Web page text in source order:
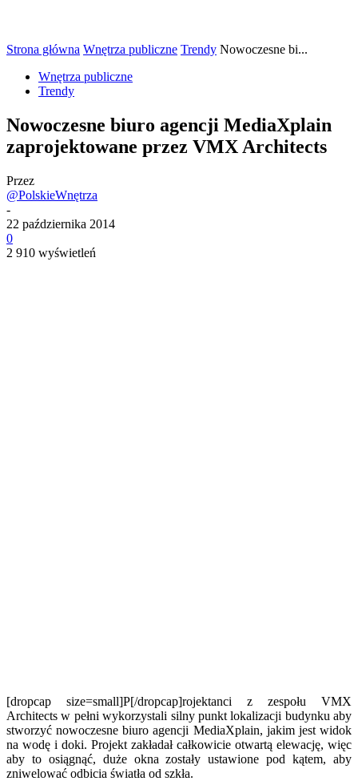
Strona główna Wnętrza publiczne Trendy Nowoczesne bi...
Wnętrza publiczne
Trendy
Nowoczesne biuro agencji MediaXplain
zaprojektowane przez VMX Architects
Przez
@PolskieWnętrza
-
22 października 2014
0
2 910 wyświetleń
[dropcap size=small]P[/dropcap]rojektanci z zespołu VMX
Architects w pełni wykorzystali silny punkt lokalizacji budynku aby
stworzyć nowoczesne biuro agencji MediaXplain, jakim jest widok
na wodę i doki. Projekt zakładał całkowicie otwartą elewację, więc
aby to osiągnąć, duże okna zostały ustawione pod kątem, aby
zniwelować odbicia światła od szkła.